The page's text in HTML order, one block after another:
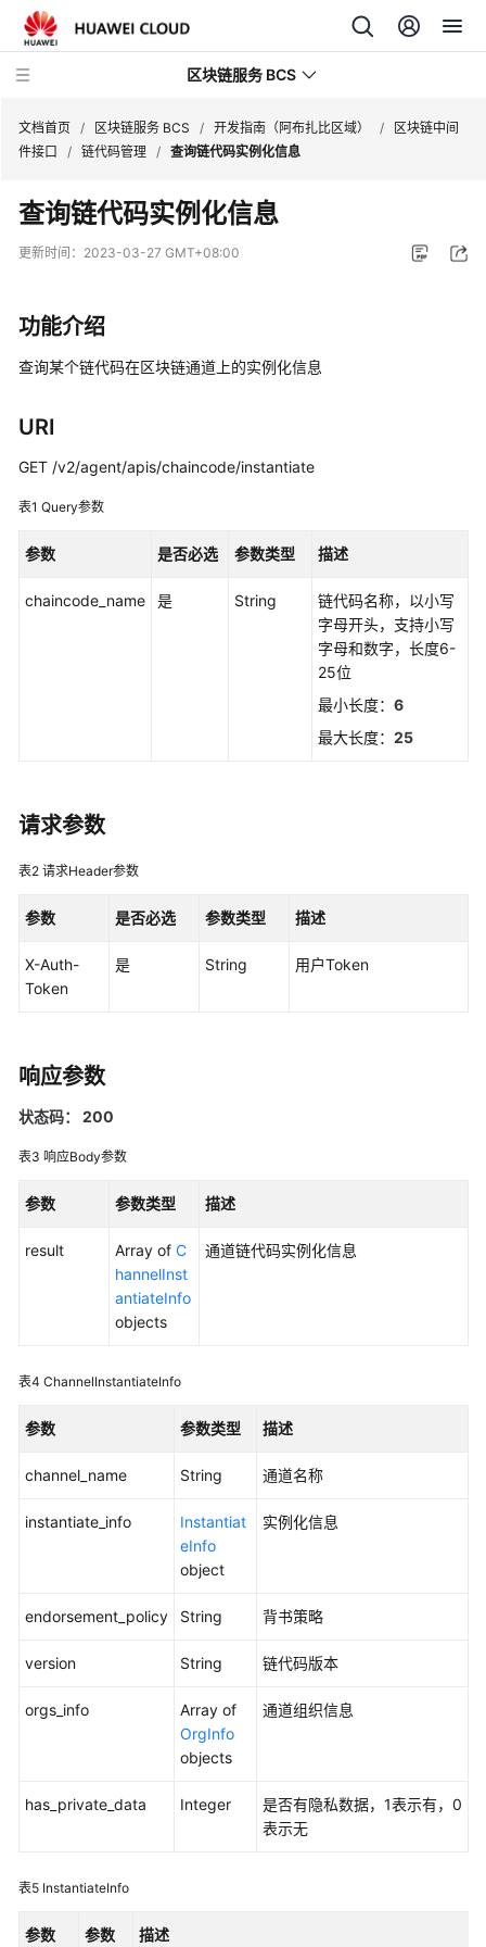
区块链服务 BCS
最
新
动
产
品
介
计
费
明
快
入
佳
践
开
指
南
参
SDK
考
常
频
助
更
文
指
（阿
区
发
文档首页 / 区块链服务 BCS / 开发指南（阿布扎比区域） /
区块链中间
件接口
/ 链代码管理 / 查询链代码实例化信息
查询链代码实例化信息
更新时间： 2023-03-27 GMT+08:00
功能介绍
查询某个链代码在区块链通道上的实例化信息
URI
GET /v2/agent/apis/chaincode/instantiate
表1 Query参数
参数 是否必选 参数类型 描述
chaincode_name 是 String
链代码名称，以小写
字母开头，支持小写
字母和数字，长度6-
25位
最小长度： 6
最大长度： 25
请求参数
表2 请求Header参数
参数 是否必选 参数类型 描述
X-Auth-
Token
是 String 用户Token
响应参数
状态码： 200
表3 响应Body参数
参数 参数类型 描述
result Array of C
hannelInst
antiateInfo
objects
通道链代码实例化信息
表4 ChannelInstantiateInfo
参数 参数类型 描述
channel_name String 通道名称
instantiate_info
Instantiat
eInfo
object
实例化信息
endorsement_policy String 背书策略
version String 链代码版本
orgs_info
Array of
OrgInfo
objects
通道组织信息
has_private_data Integer
是否有隐私数据，1表示有，0
表示无
表5 InstantiateInfo
参数 参数 描述